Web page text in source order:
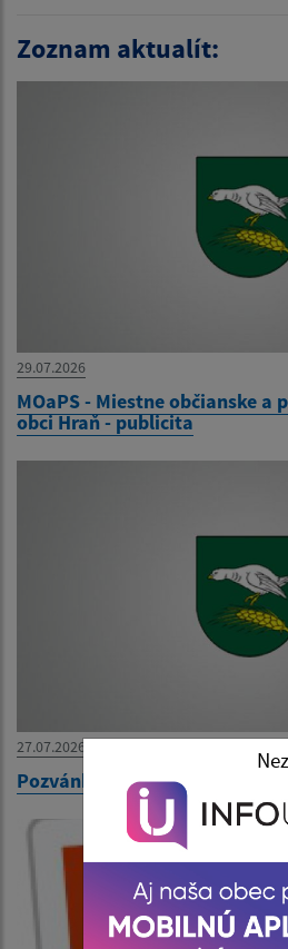
Zoznam aktualít:
29.07.2026
MOaPS - Miestne občianske a
obci Hraň - publicita
27.07.2026
Pozvánka na 31. zasadnutie